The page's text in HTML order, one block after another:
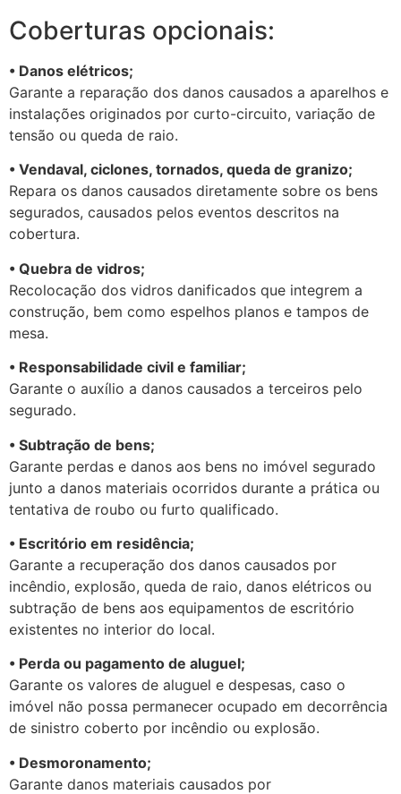
Coberturas opcionais:
• Danos elétricos;
Garante a reparação dos danos causados a aparelhos e
instalações originados por curto-circuito, variação de
tensão ou queda de raio.
• Vendaval, ciclones, tornados, queda de granizo;
Repara os danos causados diretamente sobre os bens
segurados, causados pelos eventos descritos na
cobertura.
• Quebra de vidros;
Recolocação dos vidros danificados que integrem a
construção, bem como espelhos planos e tampos de
mesa.
• Responsabilidade civil e familiar;
Garante o auxílio a danos causados a terceiros pelo
segurado.
• Subtração de bens;
Garante perdas e danos aos bens no imóvel segurado
junto a danos materiais ocorridos durante a prática ou
tentativa de roubo ou furto qualificado.
• Escritório em residência;
Garante a recuperação dos danos causados por
incêndio, explosão, queda de raio, danos elétricos ou
subtração de bens aos equipamentos de escritório
existentes no interior do local.
• Perda ou pagamento de aluguel;
Garante os valores de aluguel e despesas, caso o
imóvel não possa permanecer ocupado em decorrência
de sinistro coberto por incêndio ou explosão.
• Desmoronamento;
Garante danos materiais causados por